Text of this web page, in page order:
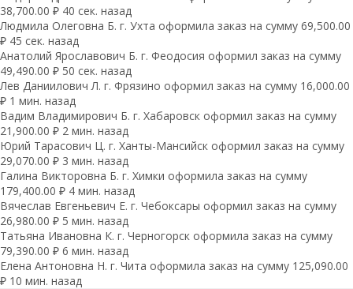
38,700.00 ₽ 40 сек. назад
Людмила Олеговна Б. г. Ухта оформила заказ на сумму 69,500.00
₽ 45 сек. назад
Анатолий Ярославович Б. г. Феодосия оформил заказ на сумму
49,490.00 ₽ 50 сек. назад
Лев Даниилович Л. г. Фрязино оформил заказ на сумму 16,000.00
₽ 1 мин. назад
Вадим Владимирович Б. г. Хабаровск оформил заказ на сумму
21,900.00 ₽ 2 мин. назад
Юрий Тарасович Ц. г. Ханты-Мансийск оформил заказ на сумму
29,070.00 ₽ 3 мин. назад
Галина Викторовна Б. г. Химки оформила заказ на сумму
179,400.00 ₽ 4 мин. назад
Вячеслав Евгеньевич Е. г. Чебоксары оформил заказ на сумму
26,980.00 ₽ 5 мин. назад
Татьяна Ивановна К. г. Черногорск оформила заказ на сумму
79,390.00 ₽ 6 мин. назад
Елена Антоновна Н. г. Чита оформила заказ на сумму 125,090.00
₽ 10 мин. назад